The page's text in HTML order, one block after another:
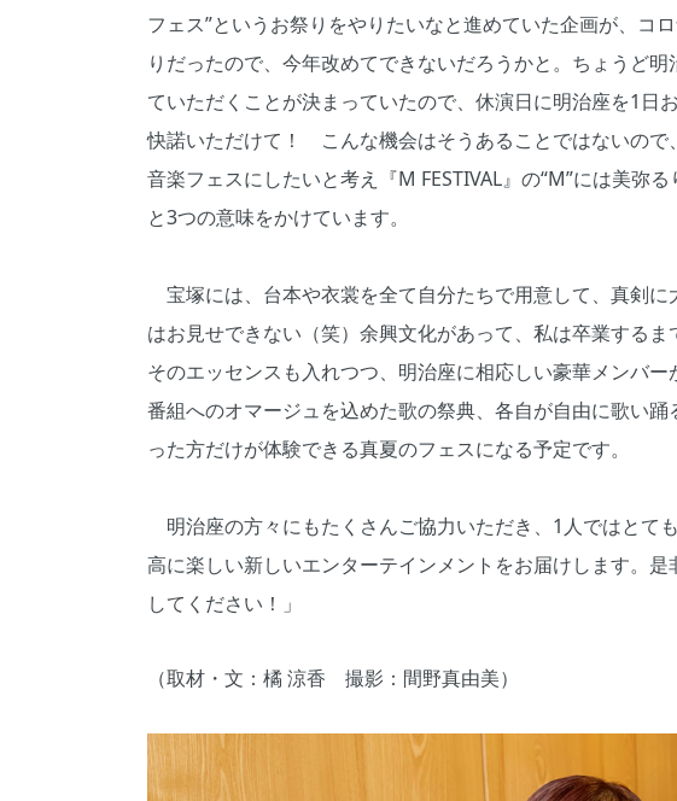
フェス”というお祭りをやりたいなと進めていた企画が、コ
りだったので、今年改めてできないだろうかと。ちょうど
ていただくことが決まっていたので、休演日に明治座を1日
快諾いただけて！ こんな機会はそうあることではないので
音楽フェスにしたいと考え『M FESTIVAL』の“M”には美弥
と3つの意味をかけています。
宝塚には、台本や衣裳を全て自分たちで用意して、真剣
はお見せできない（笑）余興文化があって、私は卒業する
そのエッセンスも入れつつ、明治座に相応しい豪華メンバ
番組へのオマージュを込めた歌の祭典、各自が自由に歌い
った方だけが体験できる真夏のフェスになる予定です。
明治座の方々にもたくさんご協力いただき、1人ではとて
高に楽しい新しいエンターテインメントをお届けします。
してください！」
（取材・文：橘 涼香 撮影：間野真由美）